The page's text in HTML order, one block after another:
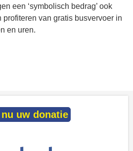
een ‘symbolisch bedrag’ ook
van gratis busvervoer in
en uren.
uw donatie